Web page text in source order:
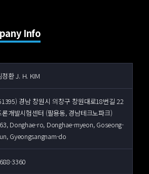
Info
정환 J. H. KIM
경남 창원시 의창구 창원대로18번길 22
론개발시험센터 (팔용동, 경남테크노파크)
Donghae-ro, Donghae-myeon, Goseong-
Gyeongsangnam-do
3360